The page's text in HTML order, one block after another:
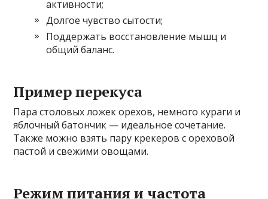
активности;
Долгое чувство сытости;
Поддержать восстановление мышц и
общий баланс.
Пример перекуса
Пара столовых ложек орехов, немного кураги и
яблочный батончик — идеальное сочетание.
Также можно взять пару крекеров с ореховой
пастой и свежими овощами.
Режим питания и частота